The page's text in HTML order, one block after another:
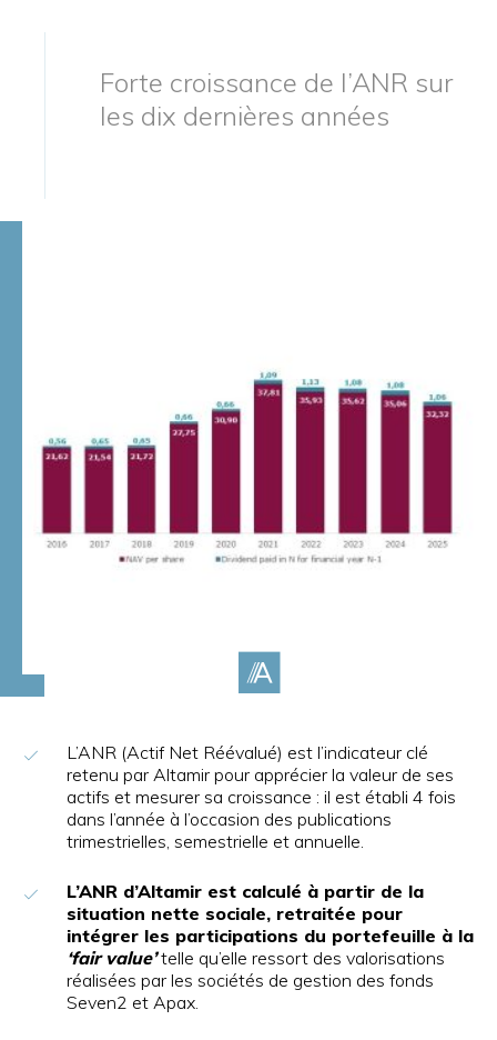
Forte croissance de l’ANR sur
les dix dernières années
L’ANR (Actif Net Réévalué) est l’indicateur clé
retenu par Altamir pour apprécier la valeur de ses
actifs et mesurer sa croissance : il est établi 4 fois
dans l’année à l’occasion des publications
trimestrielles, semestrielle et annuelle.
L’ANR d’Altamir est calculé à partir de la
situation nette sociale, retraitée pour
intégrer les participations du portefeuille à la
‘fair value’telle qu’elle ressort des valorisations
réalisées par les sociétés de gestion des fonds
Seven2 et Apax.